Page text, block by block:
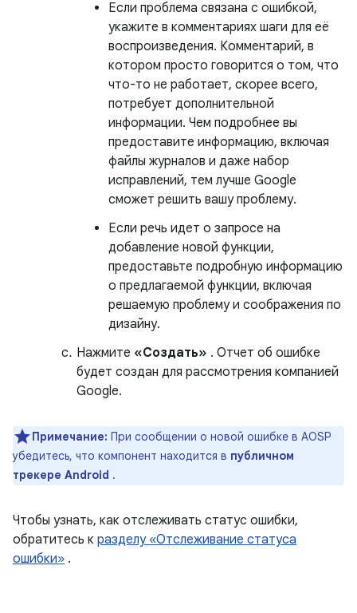
Если проблема связана с ошибкой,
укажите в комментариях шаги для её
воспроизведения. Комментарий, в
котором просто говорится о том, что
что-то не работает, скорее всего,
потребует дополнительной
информации. Чем подробнее вы
предоставите информацию, включая
файлы журналов и даже набор
исправлений, тем лучше Google
сможет решить вашу проблему.
Если речь идет о запросе на
добавление новой функции,
предоставьте подробную информацию
о предлагаемой функции, включая
решаемую проблему и соображения по
дизайну.
Нажмите «Создать» . Отчет об ошибке
будет создан для рассмотрения компанией
Google.
Примечание: При сообщении о новой ошибке в AOSP
убедитесь, что компонент находится в публичном
трекере Android .
Чтобы узнать, как отслеживать статус ошибки,
обратитесь к разделу «Отслеживание статуса
ошибки» .